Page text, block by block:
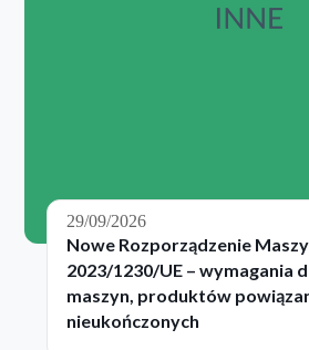
29/09/2026
Nowe Rozporządzenie
2023/1230/UE – wymagania
maszyn, produktów
nieukończonych